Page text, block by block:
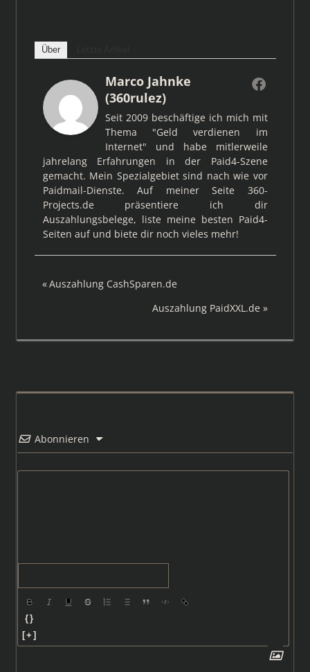
Über
Marco Jahnke
(360rulez)
Seit 2009 beschäftige ich mich mit
Thema "Geld verdienen im
Internet" und habe mitlerweile
jahrelang Erfahrungen in der Paid4-Szene
gemacht. Mein Spezialgebiet sind nach wie vor
Paidmail-Dienste. Auf meiner Seite 360-
Projects.de präsentiere ich dir
Auszahlungsbelege, liste meine besten Paid4-
Seiten auf und biete dir noch vieles mehr!
Beitragsnavigation
Vorheriger
Auszahlung CashSparen.de
Nächster
Auszahlung PaidXXL.de
Abonnieren
{}
[+]